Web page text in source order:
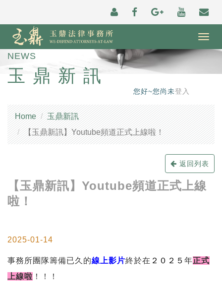
NEWS
玉鼎新訊
您好~您尚未登入
Home
玉鼎新訊
【玉鼎新訊】Youtube頻道正式上線啦！
返回列表
【玉鼎新訊】Youtube頻道正式上線
啦！
2025-01-14
事務所團隊籌備已久的線上影片終於在 ２０２５ 年正式
上線啦 ！！！